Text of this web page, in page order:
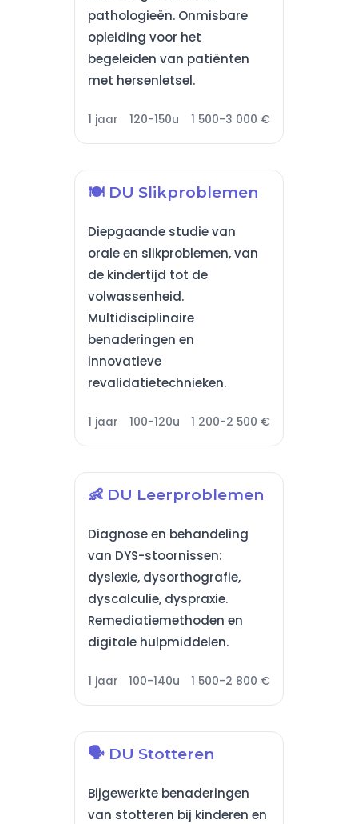
pathologieën. Onmisbare
opleiding voor het
begeleiden van patiënten
met hersenletsel.
1 jaar 120-150u 1 500-3 000 €
🍽️ DU Slikproblemen
Diepgaande studie van
orale en slikproblemen, van
de kindertijd tot de
volwassenheid.
Multidisciplinaire
benaderingen en
innovatieve
revalidatietechnieken.
1 jaar 100-120u 1 200-2 500 €
👶 DU Leerproblemen
Diagnose en behandeling
van DYS-stoornissen:
dyslexie, dysorthografie,
dyscalculie, dyspraxie.
Remediatiemethoden en
digitale hulpmiddelen.
1 jaar 100-140u 1 500-2 800 €
🗣️ DU Stotteren
Bijgewerkte benaderingen
van stotteren bij kinderen en